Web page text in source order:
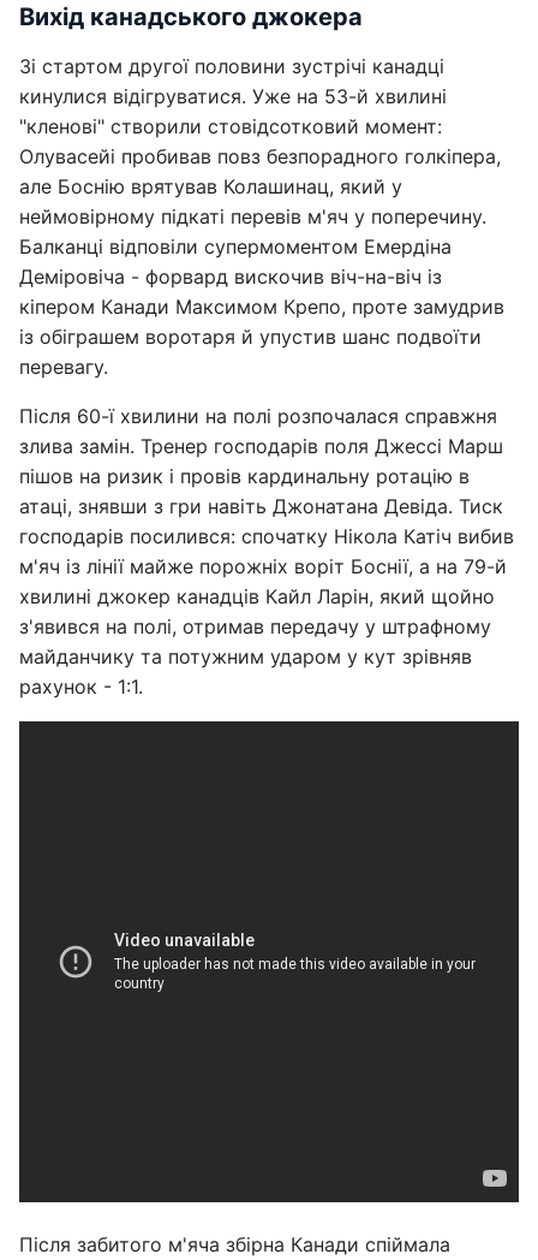
Вихід канадського джокера
Зі стартом другої половини зустрічі канадці
кинулися відігруватися. Уже на 53-й хвилині
"кленові" створили стовідсотковий момент:
Олувасейі пробивав повз безпорадного голкіпера,
але Боснію врятував Колашинац, який у
неймовірному підкаті перевів м'яч у поперечину.
Балканці відповіли супермоментом Емердіна
Деміровіча - форвард вискочив віч-на-віч із
кіпером Канади Максимом Крепо, проте замудрив
із обіграшем воротаря й упустив шанс подвоїти
перевагу.
Після 60-ї хвилини на полі розпочалася справжня
злива замін. Тренер господарів поля Джессі Марш
пішов на ризик і провів кардинальну ротацію в
атаці, знявши з гри навіть Джонатана Девіда. Тиск
господарів посилився: спочатку Нікола Катіч вибив
м'яч із лінії майже порожніх воріт Боснії, а на 79-й
хвилині джокер канадців Кайл Ларін, який щойно
з'явився на полі, отримав передачу у штрафному
майданчику та потужним ударом у кут зрівняв
рахунок - 1:1.
Після забитого м'яча збірна Канади спіймала